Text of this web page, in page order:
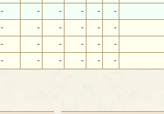
-
- - - -
-
-
- - - -
-
-
- - - -
-
-
- - - -
-